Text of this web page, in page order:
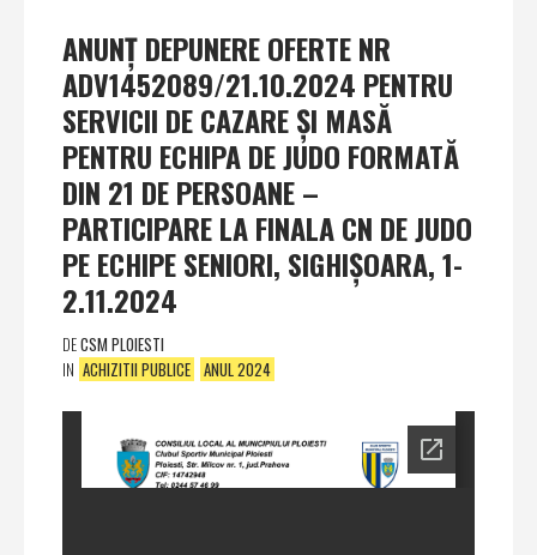
ANUNŢ DEPUNERE OFERTE NR
ADV1452089/21.10.2024 PENTRU
SERVICII DE CAZARE ŞI MASĂ
PENTRU ECHIPA DE JUDO FORMATĂ
DIN 21 DE PERSOANE –
PARTICIPARE LA FINALA CN DE JUDO
PE ECHIPE SENIORI, SIGHIŞOARA, 1-
2.11.2024
DECSM PLOIESTI
IN ACHIZITII PUBLICE ANUL 2024